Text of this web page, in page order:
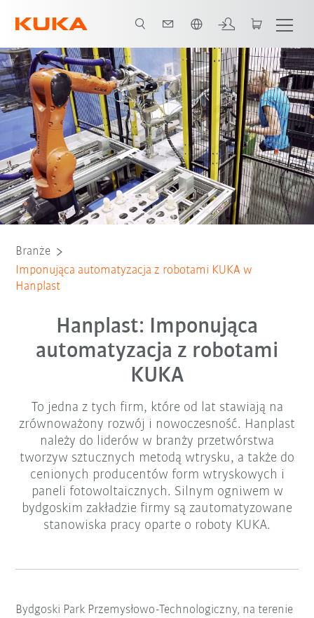
Wszyscy partnerzy systemowi
Branże
Imponująca automatyzacja z robotami KUKA w
Hanplast
Hanplast: Imponująca
automatyzacja z robotami
KUKA
To jedna z tych firm, które od lat stawiają na
zrównoważony rozwój i nowoczesność. Hanplast
należy do liderów w branży przetwórstwa
tworzyw sztucznych metodą wtrysku, a także do
cenionych producentów form wtryskowych i
paneli fotowoltaicznych. Silnym ogniwem w
bydgoskim zakładzie firmy są zautomatyzowane
stanowiska pracy oparte o roboty KUKA.
Bydgoski Park Przemysłowo-Technologiczny, na terenie